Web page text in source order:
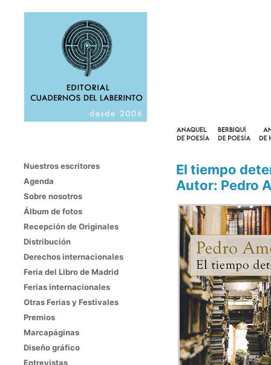
Nuestros escritores
Agenda
Sobre nosotros
Álbum de fotos
Recepción de Originales
Distribución
Derechos internacionales
Feria del Libro de Madrid
Ferias internacionales
Otras Ferias y Festivales
Premios
Marcapáginas
Diseño gráfico
Entrevistas
El tiempo
Autor: Pedro